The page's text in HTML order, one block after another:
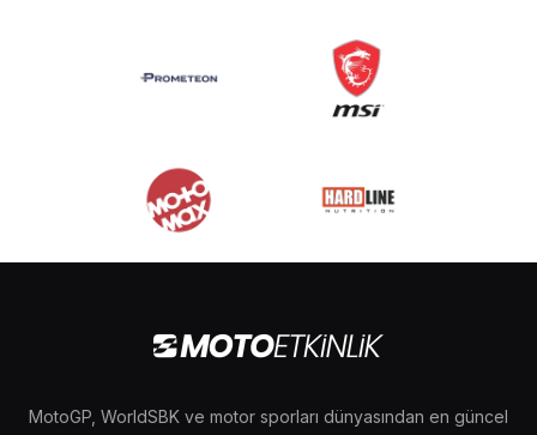
MotoGP, WorldSBK ve motor sporları dünyasından en güncel